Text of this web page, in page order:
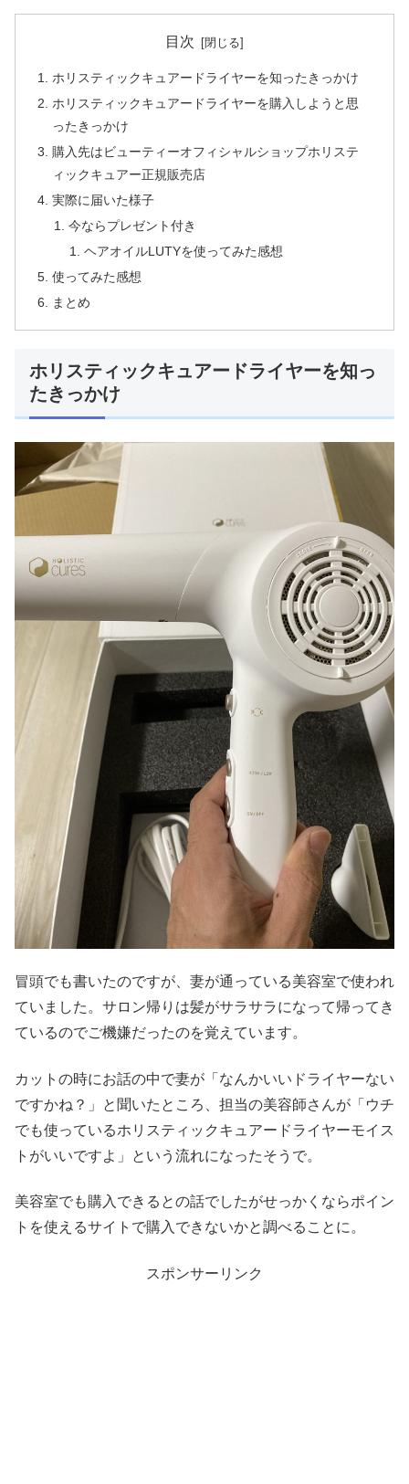
目次
ホリスティックキュアードライヤーを知ったきっかけ
ホリスティックキュアードライヤーを購入しようと思
ったきっかけ
購入先はビューティーオフィシャルショップホリステ
ィックキュアー正規販売店
実際に届いた様子
今ならプレゼント付き
ヘアオイルLUTYを使ってみた感想
使ってみた感想
まとめ
ホリスティックキュアードライヤーを知っ
たきっかけ
冒頭でも書いたのですが、妻が通っている美容室で使われ
ていました。サロン帰りは髪がサラサラになって帰ってき
ているのでご機嫌だったのを覚えています。
カットの時にお話の中で妻が「なんかいいドライヤーない
ですかね？」と聞いたところ、担当の美容師さんが「ウチ
でも使っているホリスティックキュアードライヤーモイス
トがいいですよ」という流れになったそうで。
美容室でも購入できるとの話でしたがせっかくならポイン
トを使えるサイトで購入できないかと調べることに。
スポンサーリンク